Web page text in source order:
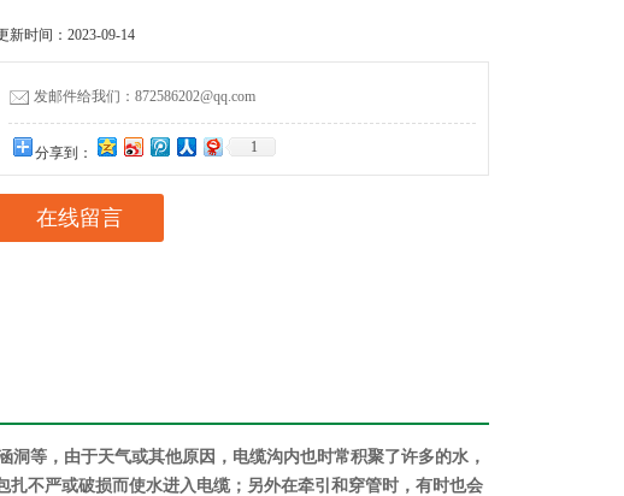
新时间：2023-09-14
发邮件给我们：872586202@qq.com
分享到： 1
在线留言
洞等，由于天气或其他原因，电缆沟内也时常积聚了许多的水，
不严或破损而使水进入电缆；另外在牵引和穿管时，有时也会